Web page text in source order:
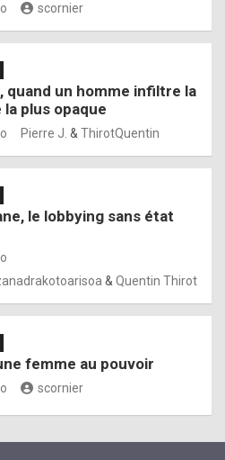
scornier
quand un homme infiltre la
plus opaque
Pierre J. & ThirotQuentin
le lobbying sans état
& Quentin Thirot
femme au pouvoir
scornier